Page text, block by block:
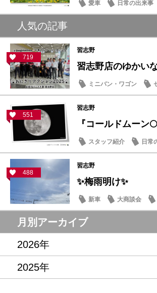
愛車 日常の出来事
人気の記事
719
習志野
習志野店のゆかい
ミニバン・ワゴン
551
習志野
『コールドムーン🌕
スタッフ紹介 日常
488
習志野
✨梅雨明け✨
新車 大商談会
月別アーカイブ
2026年
2025年